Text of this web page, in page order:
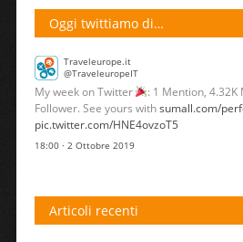
Oggi twittiamo di…
Traveleurope.it
@TraveleuropeIT
My week on Twitter
: 1 Mention, 4.32K
Follower. See yours withsumall.com/
pic.twitter.com/HNE4ovzoT5
18:00 · 2 Ottobre 2019
Articoli recenti